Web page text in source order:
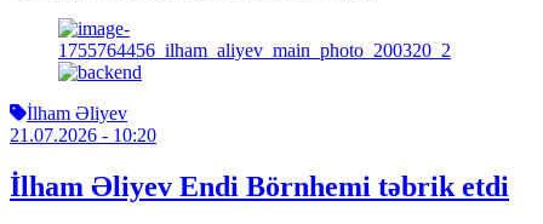
İlham Əliyev
21.07.2026 - 10:20
İlham Əliyev Endi Börnhemi təbrik etdi